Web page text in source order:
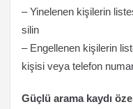
– Yinelenen kişilerin
silin
– Engellenen kişilerin
kişisi veya telefon
Güçlü arama kaydı